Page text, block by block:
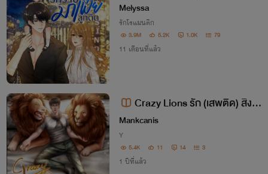
Melyssa
รักโรแมนติก
3.9M 5.2K 1.0K 79
11 เดือนที่แล้ว
Crazy Lions รัก (เสพติด) สิงห์
NC20+
Mankcanis
Y
5.4K 11 14 3
1 ปีที่แล้ว